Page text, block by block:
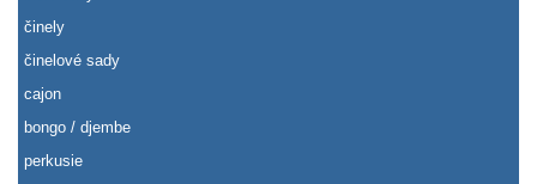
činely
činelové sady
cajon
bongo / djembe
perkusie